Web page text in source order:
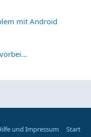
mit Android
und Impressum Start